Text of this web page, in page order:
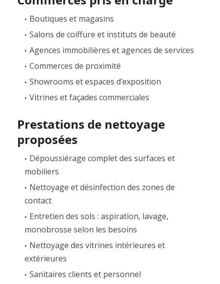
Boutiques et magasins
Salons de coiffure et instituts de beauté
Agences immobilières et agences de services
Commerces de proximité
Showrooms et espaces d’exposition
Vitrines et façades commerciales
Prestations de nettoyage
proposées
Dépoussiérage complet des surfaces et
mobiliers
Nettoyage et désinfection des zones de
contact
Entretien des sols : aspiration, lavage,
monobrosse selon les besoins
Nettoyage des vitrines intérieures et
extérieures
Sanitaires clients et personnel